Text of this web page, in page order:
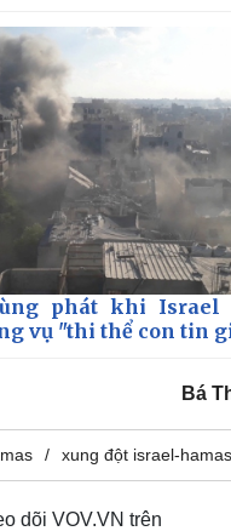
Multimedia
Video
Ảnh
E-Magazine
Infographic
phát khi Israel
vụ "thi thể con tin
Bá
xung đột israel-hamas
dõi VOV.VN trên